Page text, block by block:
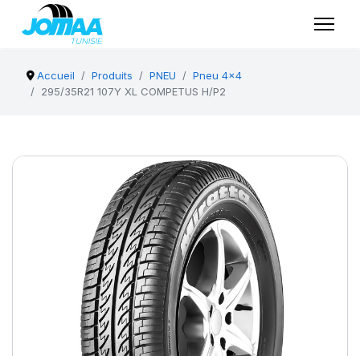
Accueil Produits PNEU
Pneu 4x4
295/35R21 107Y XL COMPETUS H/P2